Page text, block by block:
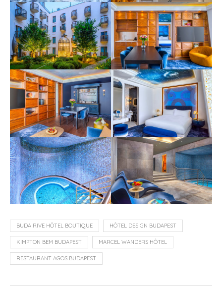
BUDA RIVE HÔTEL BOUTIQUE HÔTEL DESIGN BUDAPEST
KIMPTON BEM BUDAPEST MARCEL WANDERS HÔTEL
RESTAURANT AGOS BUDAPEST